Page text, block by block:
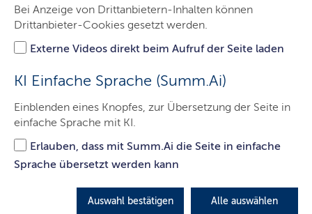
Bei Anzeige von Drittanbietern-Inhalten können
Drittanbieter-Cookies gesetzt werden.
Externe Videos direkt beim Aufruf der Seite laden
KI Einfache Sprache (Summ.Ai)
Einblenden eines Knopfes, zur Übersetzung der Seite in
einfache Sprache mit KI.
Erlauben, dass mit Summ.Ai die Seite in einfache
Sprache übersetzt werden kann
Auswahl bestätigen Alle auswählen
Auf X teilen
Kontakt Impressum
Sitemap Barrierefreiheit